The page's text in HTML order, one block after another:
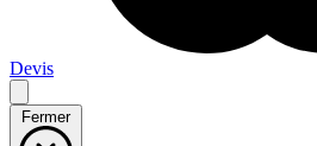
Devis
Fermer